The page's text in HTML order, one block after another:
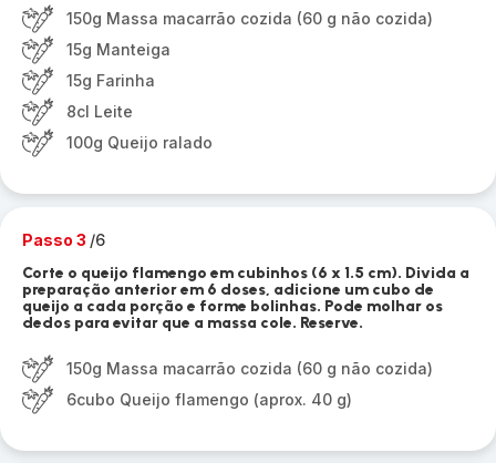
150g Massa macarrão cozida (60 g não cozida)
15g Manteiga
15g Farinha
8cl Leite
100g Queijo ralado
Passo 3 /6
Corte o queijo flamengo em cubinhos (6 x 1.5 cm). Divida a
preparação anterior em 6 doses, adicione um cubo de
queijo a cada porção e forme bolinhas. Pode molhar os
dedos para evitar que a massa cole. Reserve.
150g Massa macarrão cozida (60 g não cozida)
6cubo Queijo flamengo (aprox. 40 g)